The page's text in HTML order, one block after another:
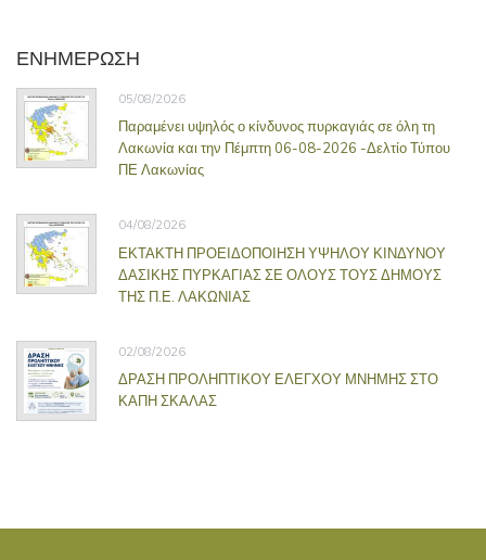
ΕΝΗΜΕΡΩΣΗ
05/08/2026
Παραμένει υψηλός ο κίνδυνος πυρκαγιάς σε όλη τη
Λακωνία και την Πέμπτη 06-08-2026 -Δελτίο Τύπου
ΠΕ Λακωνίας
04/08/2026
ΕΚΤΑΚΤΗ ΠΡΟΕΙΔΟΠΟΙΗΣΗ ΥΨΗΛΟΥ ΚΙΝΔΥΝΟΥ
ΔΑΣΙΚΗΣ ΠΥΡΚΑΓΙΑΣ ΣΕ ΟΛΟΥΣ ΤΟΥΣ ΔΗΜΟΥΣ
ΤΗΣ Π.Ε. ΛΑΚΩΝΙΑΣ
02/08/2026
ΔΡΑΣΗ ΠΡΟΛΗΠΤΙΚΟΥ ΕΛΕΓΧΟΥ ΜΝΗΜΗΣ ΣΤΟ
ΚΑΠΗ ΣΚΑΛΑΣ